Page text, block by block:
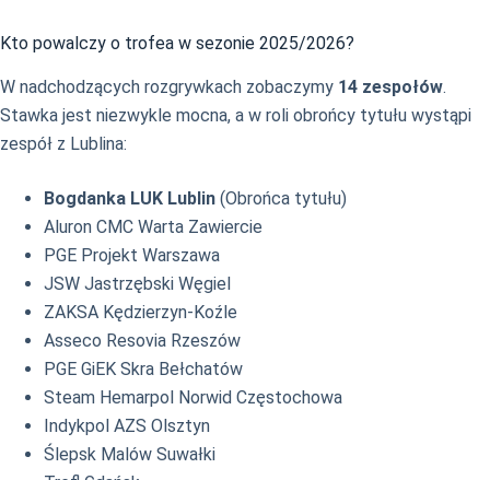
Kto powalczy o trofea w sezonie 2025/2026?
W nadchodzących rozgrywkach zobaczymy 14 zespołów.
Stawka jest niezwykle mocna, a w roli obrońcy tytułu wystąpi
zespół z Lublina:
Bogdanka LUK Lublin (Obrońca tytułu)
Aluron CMC Warta Zawiercie
PGE Projekt Warszawa
JSW Jastrzębski Węgiel
ZAKSA Kędzierzyn-Koźle
Asseco Resovia Rzeszów
PGE GiEK Skra Bełchatów
Steam Hemarpol Norwid Częstochowa
Indykpol AZS Olsztyn
Ślepsk Malów Suwałki